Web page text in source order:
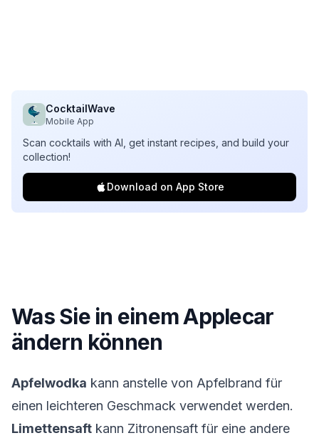
CocktailWave
Mobile App
Scan cocktails with AI, get instant recipes, and build your
collection!
Download on App Store
Was Sie in einemApplecar
ändern können
Apfelwodka kann anstelle von Apfelbrand für
einen leichteren Geschmack verwendet werden.
Limettensaft kann Zitronensaft für eine andere